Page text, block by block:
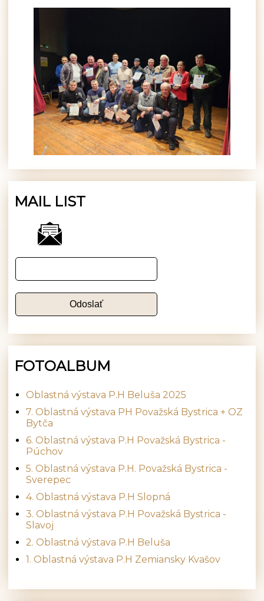
MAIL LIST
FOTOALBUM
Oblastná výstava P.H Beluša 2025
7. Oblastná výstava PH Považská Bystrica + OZ
Bytča
6. Oblastná výstava P.H Považská Bystrica -
Púchov
5. Oblastná výstava P.H. Považská Bystrica -
Sverepec
4. Oblastná výstava P.H Slopná
3. Oblastná výstava P.H Považská Bystrica -
Slavoj
2. Oblastná výstava P.H Beluša
1. Oblastná výstava P.H Zemiansky Kvašov